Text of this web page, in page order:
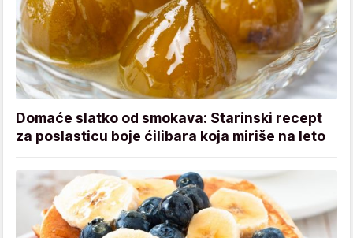
Domaće slatko od smokava: Starinski recept
za poslasticu boje ćilibara koja miriše na leto